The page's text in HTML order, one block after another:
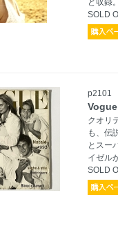
ど収録。
SOLD
p2101
クオリ
も、伝
とスー
イゼル
SOLD